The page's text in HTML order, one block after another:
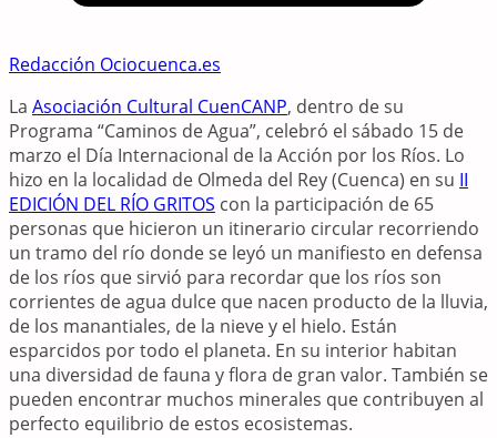
Redacción Ociocuenca.es
La Asociación Cultural CuenCANP, dentro de su
Programa “Caminos de Agua”, celebró el sábado 15 de
marzo el Día Internacional de la Acción por los Ríos. Lo
hizo en la localidad de Olmeda del Rey (Cuenca) en su II
EDICIÓN DEL RÍO GRITOS con la participación de 65
personas que hicieron un itinerario circular recorriendo
un tramo del río donde se leyó un manifiesto en defensa
de los ríos que sirvió para recordar que los ríos son
corrientes de agua dulce que nacen producto de la lluvia,
de los manantiales, de la nieve y el hielo. Están
esparcidos por todo el planeta. En su interior habitan
una diversidad de fauna y flora de gran valor. También se
pueden encontrar muchos minerales que contribuyen al
perfecto equilibrio de estos ecosistemas.